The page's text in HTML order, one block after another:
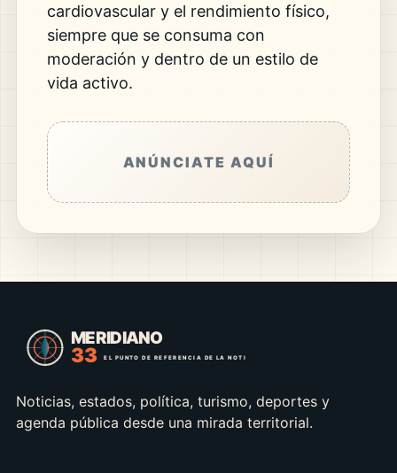
cardiovascular y el rendimiento físico,
siempre que se consuma con
moderación y dentro de un estilo de
vida activo.
ANÚNCIATE AQUÍ
Noticias, estados, política, turismo, deportes y
agenda pública desde una mirada territorial.